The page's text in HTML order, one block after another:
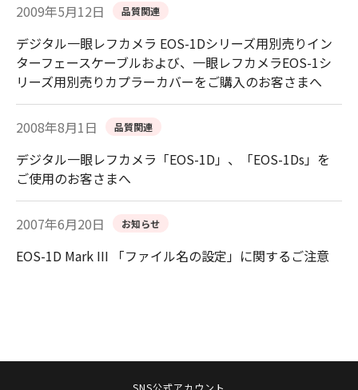
2009年5月12日 品質関連
デジタル一眼レフカメラ EOS-1Dシリーズ用別売りイン
ターフェースケーブルおよび、一眼レフカメラEOS-1シ
リーズ用別売りカプラーカバーをご購入のお客さまへ
2008年8月1日 品質関連
デジタル一眼レフカメラ「EOS-1D」、「EOS-1Ds」を
ご使用のお客さまへ
2007年6月20日 お知らせ
EOS-1D Mark III 「ファイル名の設定」に関するご注意
SNS公式アカウント